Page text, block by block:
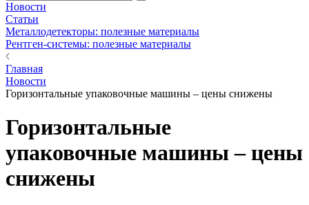
Новости
Статьи
Металлодетекторы: полезные материалы
Рентген-системы: полезные материалы
Главная
Новости
Горизонтальные упаковочные машины – цены снижены
Горизонтальные
упаковочные машины – цены
снижены